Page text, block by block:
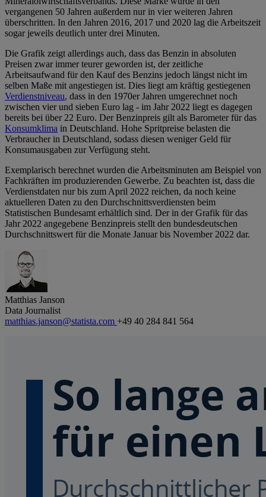
vergangenen 50 Jahren außerdem nur in vier weiteren Jahren
überschritten. In den Jahren 2016, 2017 und 2020 lag die Arbeitszeit
sogar jeweils deutlich unter drei Minuten.
Die Grafik zeigt allerdings auch, dass das Benzin in absoluten
Preisen zwar immer teurer geworden ist, der zeitliche
Arbeitsaufwand für den Kauf des Benzins jedoch längst nicht im
selben Maße mit angestiegen ist. Dies liegt am kräftig gestiegenen
Verdienstniveau, dass in den 1970er Jahren umgerechnet noch
zwischen vier und sieben Euro lag - im Jahr 2022 liegt es dagegen
bereits bei über 22 Euro. Der Benzinpreis gilt als Barometer für das
Konsumklima in Deutschland. Hohe Spritpreise belasten die
Verbraucher in Deutschland, sodass diesen weniger Geld für
Konsumausgaben zur Verfügung steht.
Exemplarisch berechnet wurden die Arbeitsminuten am Beispiel von
Fachkräften im produzierenden Gewerbe. Zu beachten ist, dass die
Verdienstdaten nur bis zum April 2022 reichen, da noch keine
aktuelleren Daten zu den Durchschnittsverdiensten beim
Statistischen Bundesamt erhältlich sind. Der in der Grafik für das
Jahr 2022 angegebene Benzinpreis stellt den bundesdeutschen
Durchschnittswert für die Monate Januar bis November 2022 dar.
Matthias Janson
Data Journalist
matthias.janson@statista.com +49 40 284 841 564